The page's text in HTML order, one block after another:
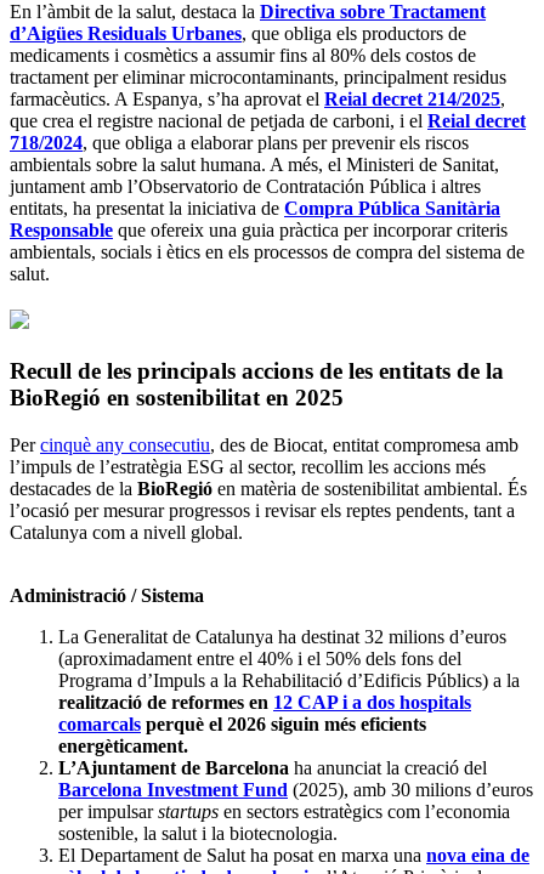
En l’àmbit de la salut, destaca la Directiva sobre Tractament
d’Aigües Residuals Urbanes, que obliga els productors de
medicaments i cosmètics a assumir fins al 80% dels costos de
tractament per eliminar microcontaminants, principalment residus
farmacèutics. A Espanya, s’ha aprovat el Reial decret 214/2025,
que crea el registre nacional de petjada de carboni, i el Reial decret
718/2024, que obliga a elaborar plans per prevenir els riscos
ambientals sobre la salut humana. A més, el Ministeri de Sanitat,
juntament amb l’Observatorio de Contratación Pública i altres
entitats, ha presentat la iniciativa de Compra Pública Sanitària
Responsable que ofereix una guia pràctica per incorporar criteris
ambientals, socials i ètics en els processos de compra del sistema de
salut.
Recull de les principals accions de les entitats de la
BioRegió en sostenibilitat en 2025
Percinquè any consecutiu, des de Biocat, entitat compromesa amb
l’impuls de l’estratègia ESG al sector, recollim les accions més
destacades de la BioRegió en matèria de sostenibilitat ambiental. És
l’ocasió per mesurar progressos i revisar els reptes pendents, tant a
Catalunya com a nivell global.
Administració / Sistema
La Generalitat de Catalunya ha destinat 32 milions d’euros
(aproximadament entre el 40% i el 50% dels fons del
Programa d’Impuls a la Rehabilitació d’Edificis Públics) a la
realització de reformes en 12 CAP i a dos hospitals
comarcals perquè el 2026 siguin més eficients
energèticament.
L’Ajuntament de Barcelona ha anunciat la creació del
Barcelona Investment Fund (2025), amb 30 milions d’euros
per impulsarstartups en sectors estratègics com l’economia
sostenible, la salut i la biotecnologia.
El Departament de Salut ha posat en marxa una nova eina de